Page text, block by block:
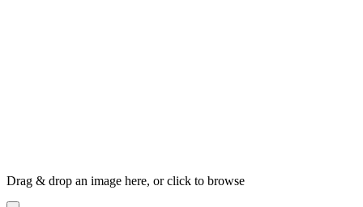
Drag & drop an image here, or click to browse